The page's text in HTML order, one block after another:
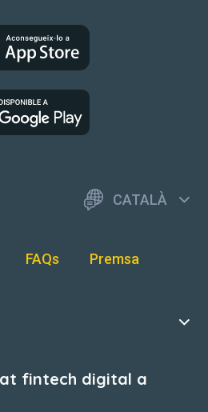
CATALÀ
FAQs Premsa
fintech digital a